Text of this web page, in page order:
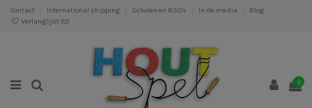
Contact International shipping Scholen en BSO's In de media
Blog
Verlanglijst (0)
0